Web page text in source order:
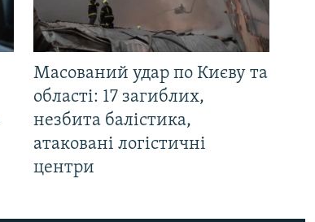
Масований удар по Києву та
області: 17 загиблих,
незбита балістика,
атаковані логістичні
центри